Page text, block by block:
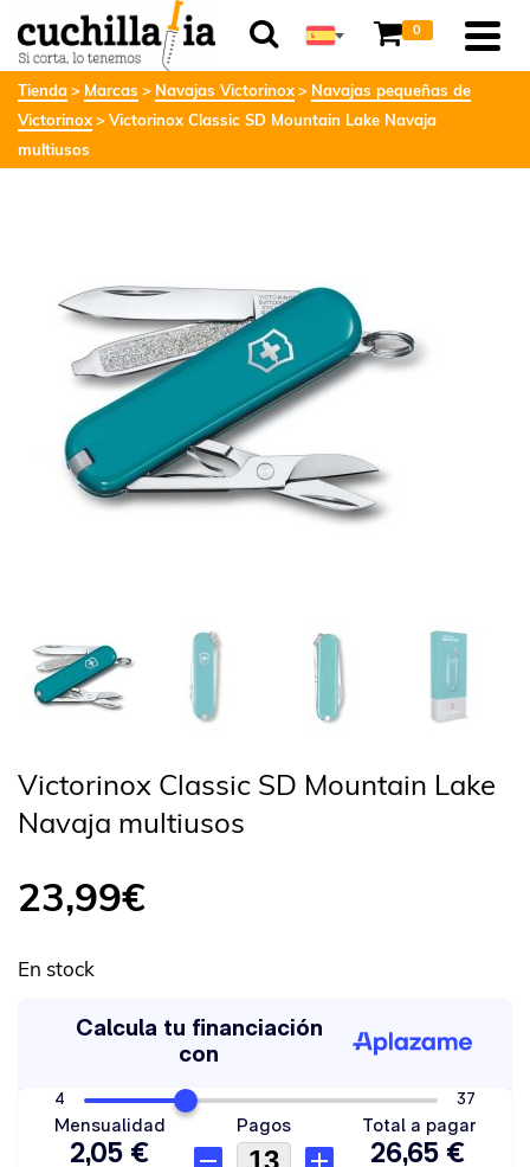
0
Tienda Marcas Navajas Victorinox
Navajas pequeñas de
Victorinox
Victorinox Classic SD Mountain Lake Navaja
multiusos
Victorinox Classic SD Mountain Lake
Navaja multiusos
23,99€
En stock